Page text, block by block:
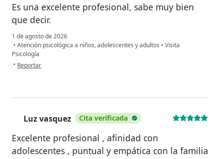
Es una excelente profesional, sabe muy bien
que decir.
1 de agosto de 2026
• Atención psicológica a niños, adolescentes y adultos • Visita
Psicología
• en opinión del usuario Laura Sofía López
Reportar
Luz vasquez Cita verificada
Excelente profesional , afinidad con
adolescentes , puntual y empática con la familia